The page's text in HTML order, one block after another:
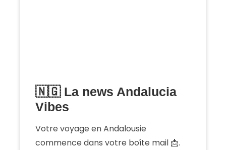
🇳🇬 La news Andalucia
Vibes
Votre voyage en Andalousie
commence dans votre boîte mail 📩.